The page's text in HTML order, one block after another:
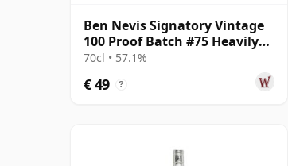
Ben Nevis Signatory Vintage
100 Proof Batch #75 Heavily
Peat 2019 7 jaar oud
70cl • 57.1%
€ 49 ?